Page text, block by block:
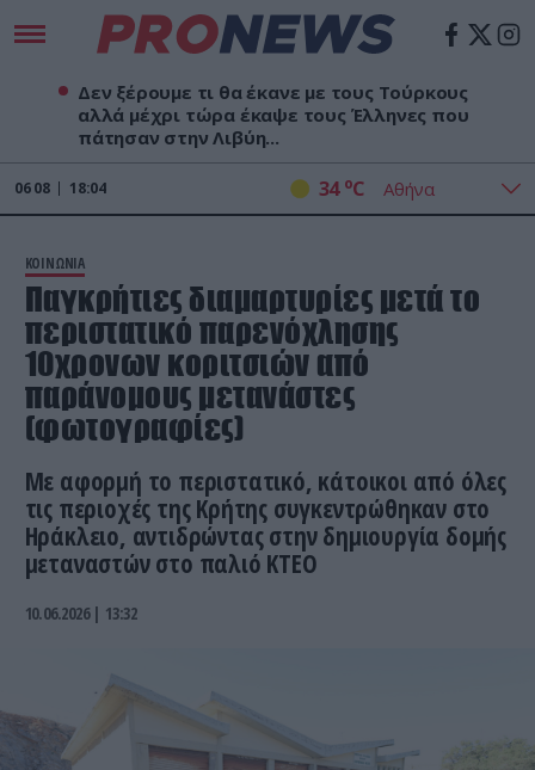
Δεν ξέρουμε τι θα έκανε με τους Τούρκους
αλλά μέχρι τώρα έκαψε τους Έλληνες που
πάτησαν στην Λιβύη...
06 08 18:04 34 oC
ΚΟΙΝΩΝΙΑ
Παγκρήτιες διαμαρτυρίες μετά το
περιστατικό παρενόχλησης
10χρονων κοριτσιών από
παράνομους μετανάστες
(φωτογραφίες)
Με αφορμή το περιστατικό, κάτοικοι από όλες
τις περιοχές της Κρήτης συγκεντρώθηκαν στο
Ηράκλειο, αντιδρώντας στην δημιουργία δομής
μεταναστών στο παλιό ΚΤΕΟ
10.06.2026 | 13:32